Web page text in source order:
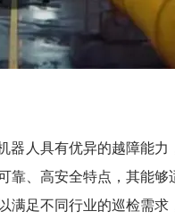
器人具有优异的越障能
靠、高安全特点，其能够
满足不同行业的巡检需求